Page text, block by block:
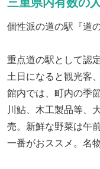
個性派の道の駅『道
重点道の駅として認
土日になると観光客
館内では、町内の季
川鮎、木工製品等、
売。新鮮な野菜は午
一番がおススメ。名